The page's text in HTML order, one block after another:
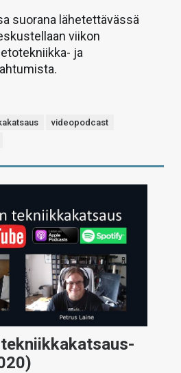
suorana lähetettävässä
viikon
ja
videopodcast